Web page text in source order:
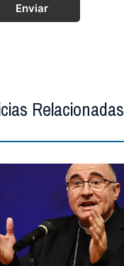
Enviar
Relacionadas